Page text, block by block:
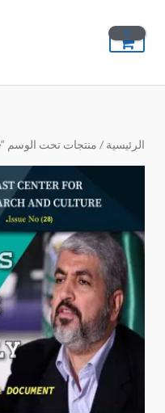
المحتوى
الرئيسية / منتجات تحت الوسم “Resistance”